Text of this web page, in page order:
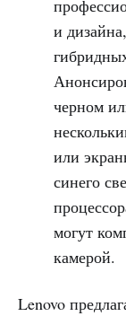
и
черном
или
синего
могут
камерой.
Lenovo